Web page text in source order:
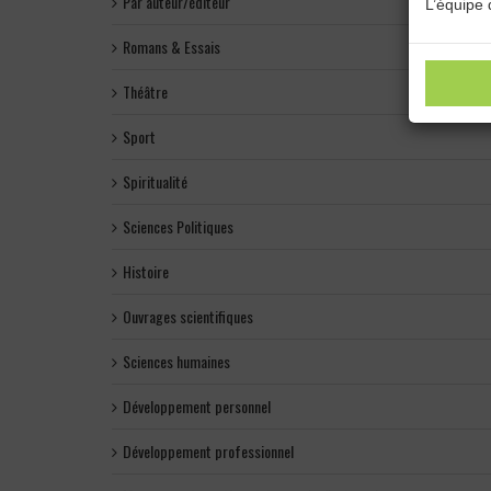
Romans & Essais
Théâtre
Sport
Spiritualité
Sciences Politiques
Histoire
Ouvrages scientifiques
Sciences humaines
Développement personnel
Développement professionnel